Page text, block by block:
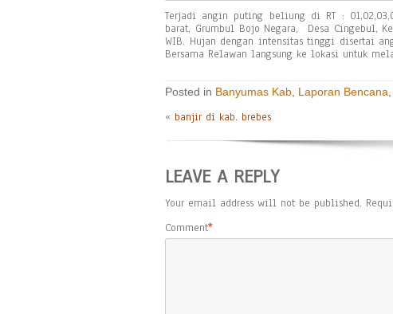
Terjadi angin puting beliung di RT :
barat, Grumbul Bojo Negara, Desa Cingebul,
WIB. Hujan dengan intensitas tinggi disertai
Bersama Relawan langsung ke lokasi untuk
Posted in Banyumas Kab Laporan Bencana
« banjir di kab. brebes
LEAVE A REPLY
Your email address will not be published.
Comment*